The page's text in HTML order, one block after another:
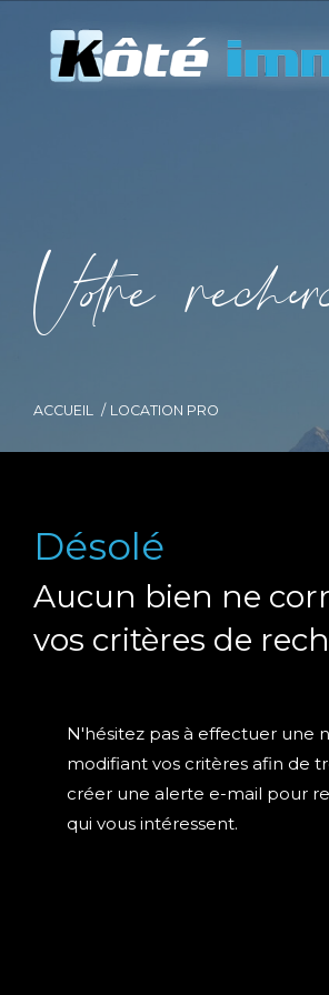
Vore rece
ACCUEIL LOCATION PRO
Désolé
Aucun bien ne
vos critères de
N'hésitez pas à effectuer une
modifiant vos critères afin de
créer une alerte e-mail pour
qui vous intéressent.